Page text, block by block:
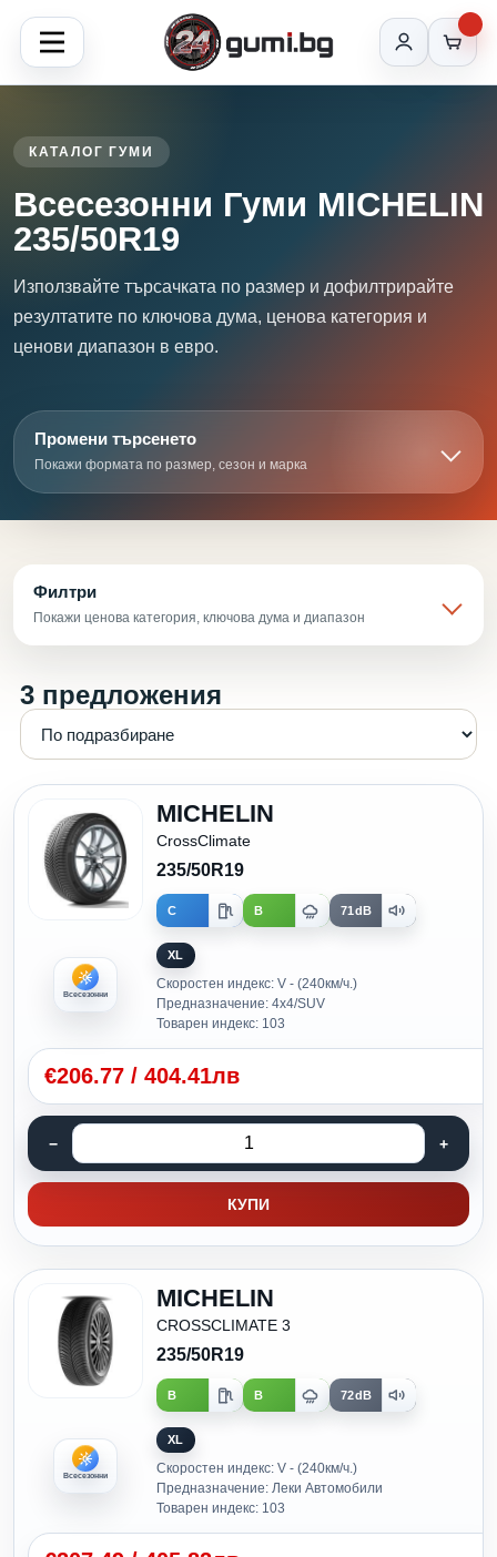
КАТАЛОГ ГУМИ
Всесезонни Гуми MICHELIN
235/50R19
Използвайте търсачката по размер и дофилтрирайте
резултатите по ключова дума, ценова категория и
ценови диапазон в евро.
Промени търсенето
Покажи формата по размер, сезон и марка
Филтри
Покажи ценова категория, ключова дума и диапазон
3 предложения
Всесезонни
MICHELIN
CrossClimate
235/50R19
C B 71dB
XL
Скоростен индекс: V - (240км/ч.)
Предназначение: 4x4/SUV
Товарен индекс: 103
€206.77 / 404.41лв
КУПИ
Всесезонни
MICHELIN
CROSSCLIMATE 3
235/50R19
B B 72dB
XL
Скоростен индекс: V - (240км/ч.)
Предназначение: Леки Автомобили
Товарен индекс: 103